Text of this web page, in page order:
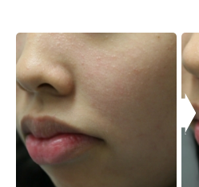
タトゥー・刺青除去
ダ
ニキビクリア
ニキビ痕の凹み（ニキビ
ニキビ痕の凹み（ニキビ痕の
ピーリ
ニキビ跡・凹みクレータ
ヒアルロン酸分解除去
ヒ